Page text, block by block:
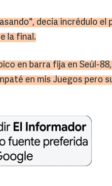
decía incrédulo el
la final.
en barra fija en Seúl-
en mis Juegos pero